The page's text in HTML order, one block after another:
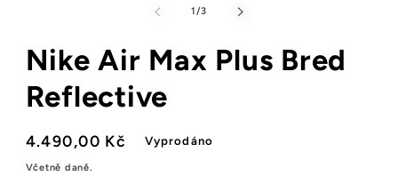
okně
1/z3
Nike Air Max Plus Bred
Reflective
Běžná
cena
4.490,00 Kč Vyprodáno
Včetně daně.